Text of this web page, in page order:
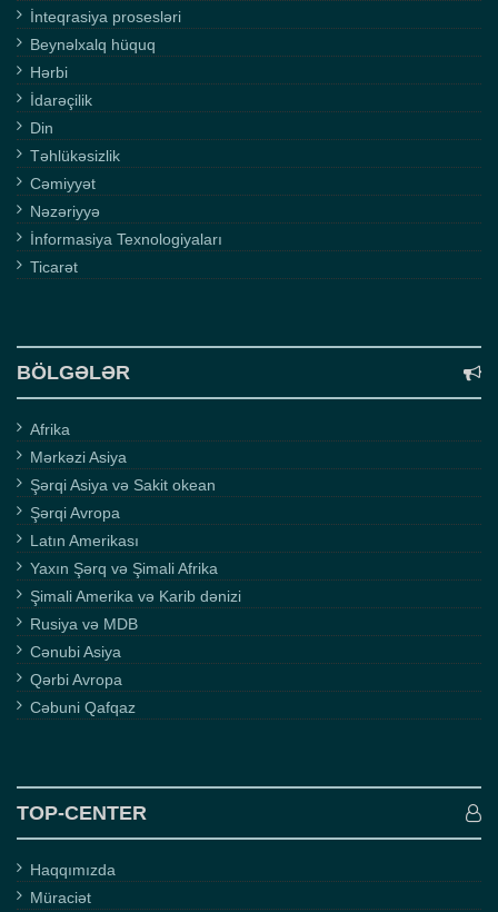
İnteqrasiya prosesləri
Beynəlxalq hüquq
Hərbi
İdarəçilik
Din
Təhlükəsizlik
Cəmiyyət
Nəzəriyyə
İnformasiya Texnologiyaları
Ticarət
BÖLGƏLƏR
Afrika
Mərkəzi Asiya
Şərqi Asiya və Sakit okean
Şərqi Avropa
Latın Amerikası
Yaxın Şərq və Şimali Afrika
Şimali Amerika və Karib dənizi
Rusiya və MDB
Cənubi Asiya
Qərbi Avropa
Cəbuni Qafqaz
TOP-CENTER
Haqqımızda
Müraciət